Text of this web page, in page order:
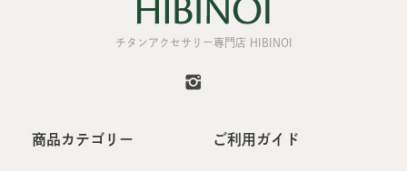
チタンアクセサリー専門店 HIBINOI
商品カテゴリー ご利用ガイド